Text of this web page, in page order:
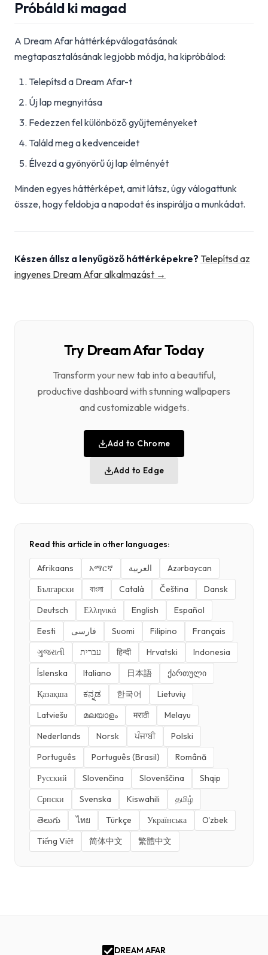
Próbáld ki magad
A Dream Afar háttérképválogatásának
megtapasztalásának legjobb módja, ha kipróbálod:
Telepítsd a Dream Afar-t
Új lap megnyitása
Fedezzen fel különböző gyűjteményeket
Találd meg a kedvenceidet
Élvezd a gyönyörű új lap élményét
Minden egyes háttérképet, amit látsz, úgy válogattunk
össze, hogy feldobja a napodat és inspirálja a munkádat.
Készen állsz a lenyűgöző háttérképekre? Telepítsd az
ingyenes Dream Afar alkalmazást →
Try Dream Afar Today
Transform your new tab into a beautiful,
productive dashboard with stunning wallpapers
and customizable widgets.
Add to Chrome
Add to Edge
Read this article in other languages:
Afrikaans አማርኛ العربية
Azərbaycan
Български
বাংলা Català Čeština
Dansk
Deutsch
Ελληνικά English
Español
Eesti
فارسی Suomi Filipino
Français
ગુજરાતી
עברית हिन्दी Hrvatski
Indonesia
Íslenska
Italiano 日本語
ქართული
Қазақша
ಕನ್ನಡ 한국어
Lietuvių
Latviešu
മലയാളം मराठी
Melayu
Nederlands
Norsk ਪੰਜਾਬੀ
Polski
Português
Português (Brasil)
Română
Русский
Slovenčina Slovenščina
Shqip
Српски
Svenska Kiswahili
தமிழ்
తెలుగు
ไทย Türkçe Українська
O'zbek
Tiếng Việt
简体中文 繁體中文
DREAM AFAR